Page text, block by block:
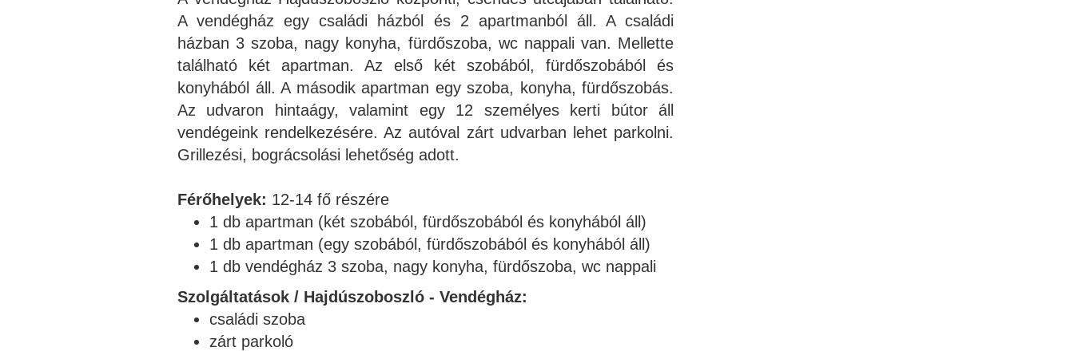
A vendégház egy családi házból és 2 apartmanból áll. A családi
házban 3 szoba, nagy konyha, fürdőszoba, wc nappali van. Mellette
található két apartman. Az első két szobából, fürdőszobából és
konyhából áll. A második apartman egy szoba, konyha, fürdőszobás.
Az udvaron hintaágy, valamint egy 12 személyes kerti bútor áll
vendégeink rendelkezésére. Az autóval zárt udvarban lehet parkolni.
Grillezési, bográcsolási lehetőség adott.
Férőhelyek: 12-14 fő részére
1 db apartman (két szobából, fürdőszobából és konyhából áll)
1 db apartman (egy szobából, fürdőszobából és konyhából áll)
1 db vendégház 3 szoba, nagy konyha, fürdőszoba, wc nappali
Szolgáltatások / Hajdúszoboszló - Vendégház:
családi szoba
zárt parkoló